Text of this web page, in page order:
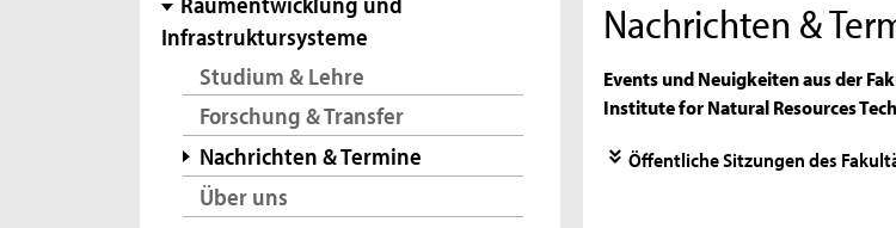
Infrastruktursysteme
Studium & Lehre
Forschung & Transfer
Nachrichten & Termine
Über uns
Nachrichten &
Events und Neuigkeiten aus der
Institute for Natural Resources
Öffentliche Sitzungen des